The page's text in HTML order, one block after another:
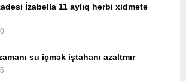
İzabella 11 aylıq hərbi xidmətə
su içmək iştahanı azaltmır